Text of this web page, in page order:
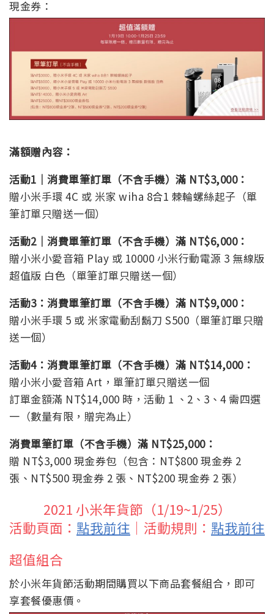
現金券：
滿額贈內容：
活動1｜消費單筆訂單（不含手機）滿 NT$3,000：
贈小米手環 4C 或 米家 wiha 8合1 棘輪螺絲起子（單
筆訂單只贈送一個）
活動2｜消費單筆訂單（不含手機）滿 NT$6,000：
贈小米小愛音箱 Play 或 10000 小米行動電源 3 無線版
超值版 白色（單筆訂單只贈送一個）
活動3：消費單筆訂單（不含手機）滿 NT$9,000：
贈小米手環 5 或 米家電動刮鬍刀 S500（單筆訂單只贈
送一個）
活動4：消費單筆訂單（不含手機）滿 NT$14,000：
贈小米小愛音箱 Art，單筆訂單只贈送一個
訂單金額滿 NT$14,000 時，活動 1 、2、3、4 需四選
一（數量有限，贈完為止）
消費單筆訂單（不含手機）滿 NT$25,000：
贈 NT$3,000 現金券包（包含：NT$800 現金券 2
張、NT$500 現金券 2 張、NT$200 現金券 2 張）
2021 小米年貨節（1/19~1/25）
活動頁面： 點我前往 ｜活動規則： 點我前往
超值組合
於小米年貨節活動期間購買以下商品套餐組合，即可
享套餐優惠價。